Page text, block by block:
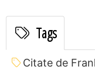
Tags
Citate de